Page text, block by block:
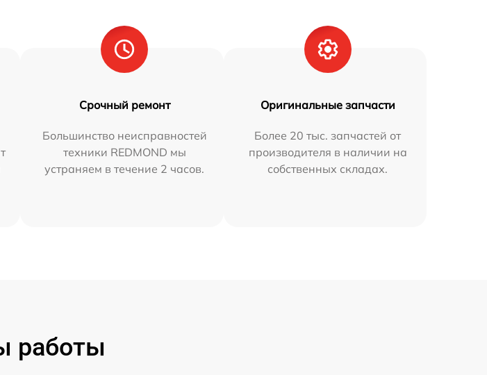
Срочный ремонт
Большинство неисправностей
техники REDMOND мы
устраняем в течение 2 часов.
Оригинальные запчасти
Более 20 тыс. запчастей от
производителя в наличии на
собственных складах.
работы